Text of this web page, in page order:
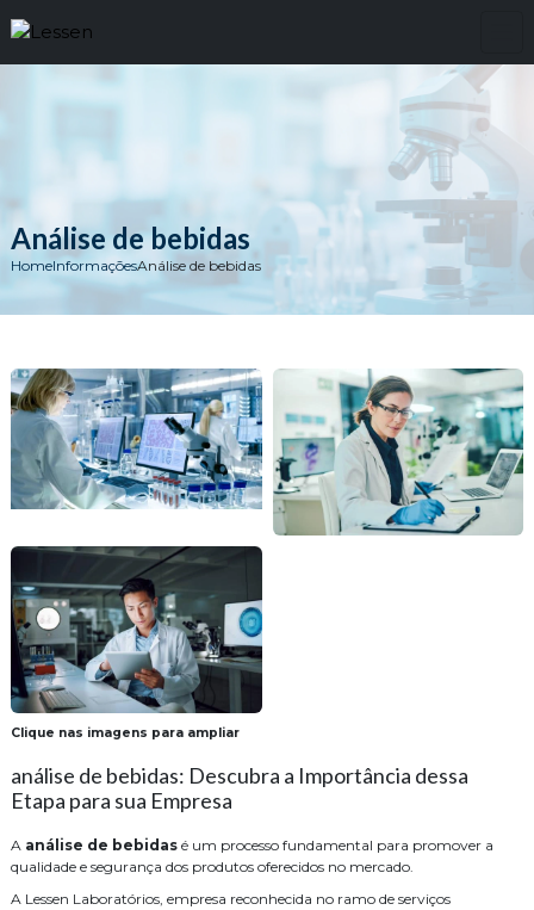
Análise de bebidas
HomeInformaçõesAnálise de bebidas
Clique nas imagens para ampliar
análise de bebidas: Descubra a Importância dessa
Etapa para sua Empresa
A análise de bebidas é um processo fundamental para promover a
qualidade e segurança dos produtos oferecidos no mercado.
A Lessen Laboratórios, empresa reconhecida no ramo de serviços